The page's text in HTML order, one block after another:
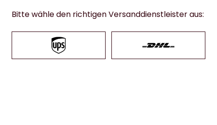
Bitte wähle den richtigen Versanddienstleister aus: